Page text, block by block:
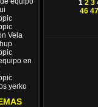
Vela
en
yerko
1 2 3
46 47